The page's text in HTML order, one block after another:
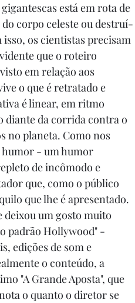
está em rota de
corpo celeste ou destruí-
os cientistas precisam
que o roteiro
em relação aos
o que é retratado e
é linear, em ritmo
diante da corrida contra o
no planeta. Como nos
humor - um humor
de incômodo e
que, como o público
que lhe é apresentado.
deixou um gosto muito
padrão Hollywood" -
edições de som e
o conteúdo, a
"A Grande Aposta", que
o quanto o diretor se